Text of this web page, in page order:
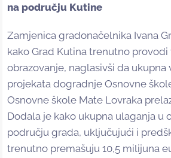
na području Kutine
Zamjenica gradonačelnika Ivana
kako Grad Kutina trenutno
obrazovanje, naglasivši da ukupna
projekata dogradnje Osnovne
Osnovne škole Mate Lovraka
Dodala je kako ukupna ulaganja u
području grada, uključujući i
trenutno premašuju 10,5 milijuna